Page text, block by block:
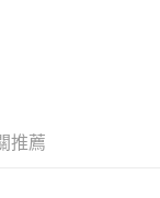
推薦